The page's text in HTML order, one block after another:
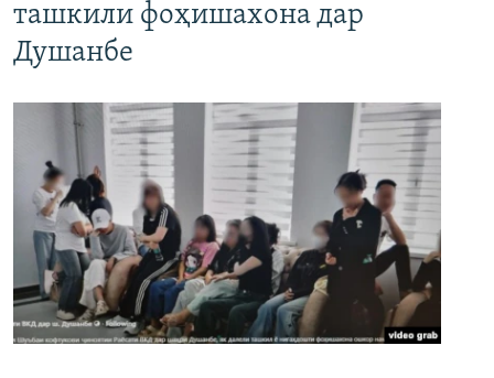
ташкили фоҳишахона дар
Душанбе